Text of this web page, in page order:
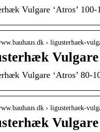
Vulgare ‘Atros’
› ligusterhaek-
Vulgare
Vulgare ‘Atros’
› ligusterhaek-
Vulgare